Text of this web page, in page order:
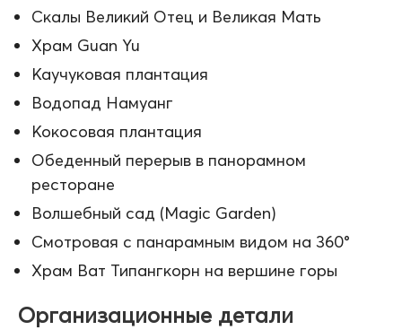
Скалы Великий Отец и Великая Мать
Храм Guan Yu
Каучуковая плантация
Водопад Намуанг
Кокосовая плантация
Обеденный перерыв в панорамном
ресторане
Волшебный сад (Magic Garden)
Смотровая с панарамным видом на 360°
Храм Ват Типангкорн на вершине горы
Организационные детали